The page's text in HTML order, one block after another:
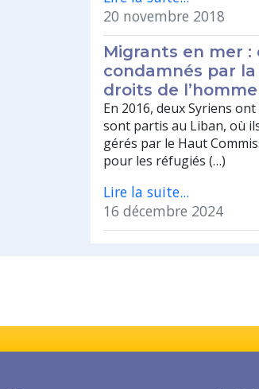
20 novembre 2018
Migrants en mer
condamnés par
droits de l’homme
En 2016, deux Syriens
sont partis au Liban, où
gérés par le Haut
pour les réfugiés (…)
Lire la suite...
16 décembre 2024